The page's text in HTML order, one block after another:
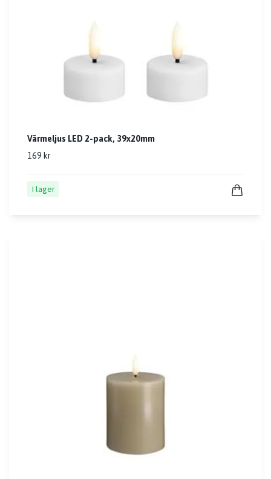
Värmeljus LED 2-pack, 39x20mm
169 kr
I lager